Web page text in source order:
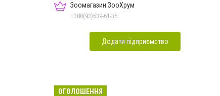
Зоомагазин ЗооХрум
+380(93)639-61-35
Додати підприємство
ОГОЛОШЕННЯ